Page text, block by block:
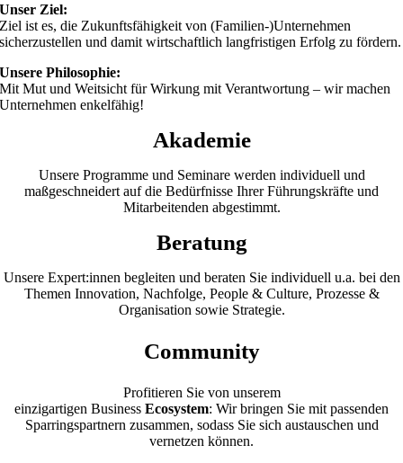
Unser Ziel:
Ziel ist es, die Zukunftsfähigkeit von (Familien-)Unternehmen
sicherzustellen und damit wirtschaftlich langfristigen Erfolg zu fördern.
Unsere Philosophie:
Mit Mut und Weitsicht für Wirkung mit Verantwortung – wir machen
Unternehmen enkelfähig!
Akademie
Unsere Programme und Seminare werden individuell und
maßgeschneidert auf die Bedürfnisse Ihrer Führungskräfte und
Mitarbeitenden abgestimmt.
Beratung
Unsere Expert:innen begleiten und beraten Sie individuell u.a. bei den
Themen Innovation, Nachfolge, People & Culture, Prozesse &
Organisation sowie Strategie.
Community
Profitieren Sie von unserem
einzigartigen Business Ecosystem: Wir bringen Sie mit passenden
Sparringspartnern zusammen, sodass Sie sich austauschen und
vernetzen können.